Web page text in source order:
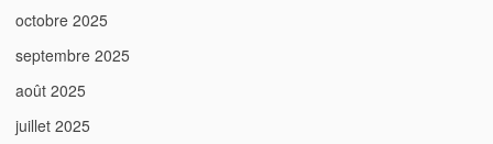
octobre 2025
septembre 2025
août 2025
juillet 2025